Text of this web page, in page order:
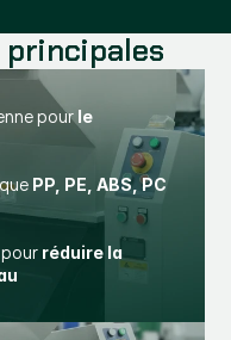
pourle
PP, PE, ABS, PC
réduire la